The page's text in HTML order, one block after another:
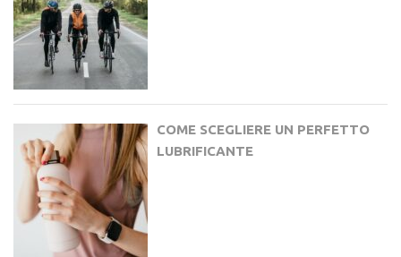
COME SCEGLIERE UN PERFETTO
LUBRIFICANTE